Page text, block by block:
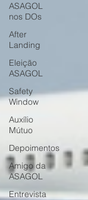
ASAGOL
nos DOs
After
Landing
Eleição
ASAGOL
Safety
Window
Auxílio
Mútuo
Depoimentos
Amigo da
ASAGOL
Entrevista